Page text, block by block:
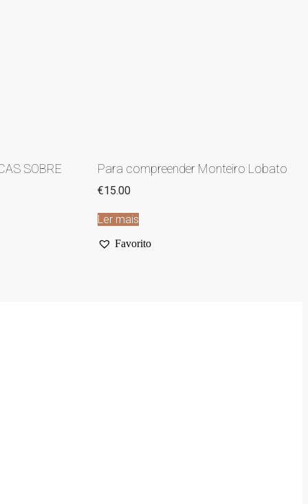
SOBRE Para compreender Monteiro Lobato
€15.00
Ler mais
Favorito